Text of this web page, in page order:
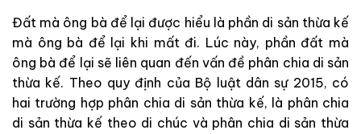
Đất mà ông bà để lại được hiểu là phần di sản thừa kế
mà ông bà để lại khi mất đi. Lúc này, phần đất mà
ông bà để lại sẽ liên quan đến vấn đề phân chia di sản
thừa kế. Theo quy định của Bộ luật dân sự 2015, có
hai trường hợp phân chia di sản thừa kế, là phân chia
di sản thừa kế theo di chúc và phân chia di sản thừa